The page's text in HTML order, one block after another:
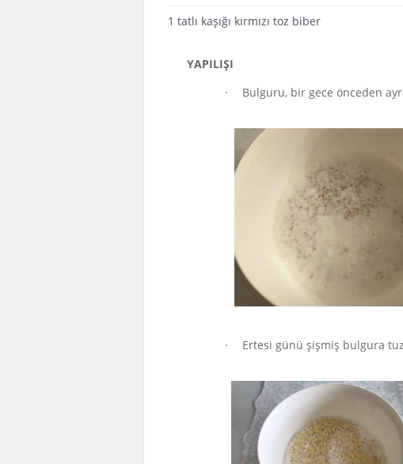
1 tatlı kaşığı kırmızı toz biber
YAPILIŞI
·
Bulguru, bir gece önceden
· Ertesi günü şişmiş bulgura